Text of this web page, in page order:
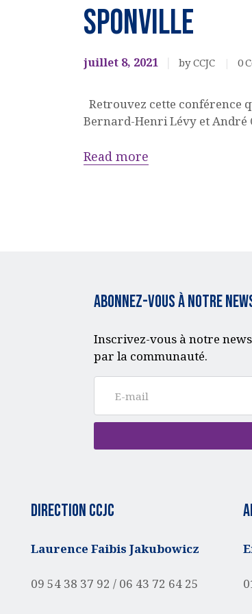
SPONVILLE
juillet 8, 2021 by CCJC 0
Retrouvez cette conférence
Bernard-Henri Lévy et André
Read more
Abonnez-vous à notre
Inscrivez-vous à notre
par la communauté.
Direction CCJC
Laurence Faibis Jakubowicz
09 54 38 37 92 / 06 43 72 64 25